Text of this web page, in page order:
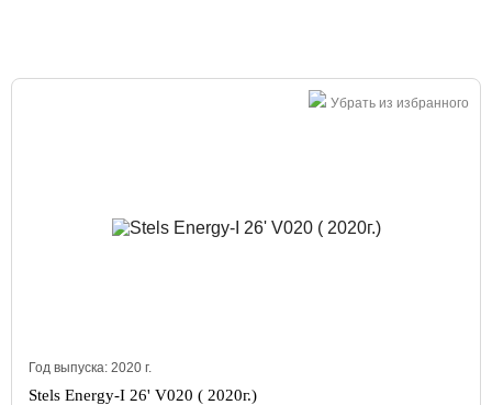
Убрать из избранного
Год выпуска: 2020 г.
Stels Energy-I 26' V020 ( 2020г.)